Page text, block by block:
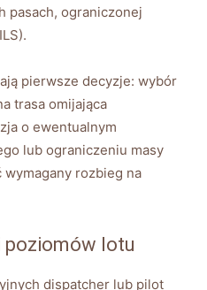
pasach, ograniczonej
pierwsze decyzje: wybór
trasa omijająca
o ewentualnym
lub ograniczeniu masy
wymagany rozbieg na
poziomów lotu
dispatcher lub pilot